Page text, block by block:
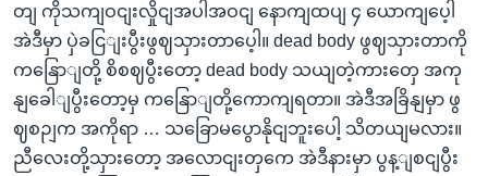
တျ ကိုသကျဝငျးလှိုငျအပါအဝငျ နောကျထပျ ၄ ယောကျပေ့ါ
အဲဒီမှာ ပှဲခငြျးပွီးဖွဈသှားတာပေ့ါ။ dead body ဖွဈသှားတာကို
ကနြောျတို့ စိစဈပွီးတော့ dead body သယျတဲ့ကားတှေ အကု
နျခေါျပွီးတော့မှ ကနြောျတို့ကောကျရတာ။ အဲဒီအခြိနျမှာ ဖွ
ဈစဉျက အကိုရာ … သခြောမပွောနိုငျဘူးပေါ့ သိတယျမလား။
ညီလေးတို့သှားတော့ အလောငျးတှကေ အဲဒီနားမှာ ပွန့ျစငျပွီး